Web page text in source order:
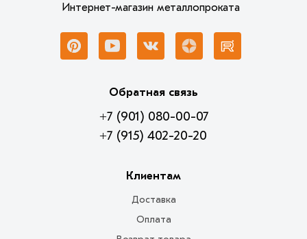
Интернет-магазин металлопроката
Обратная связь
+7 (901) 080-00-07
+7 (915) 402-20-20
Клиентам
Доставка
Оплата